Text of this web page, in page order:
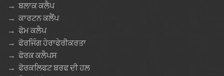
→ ਬਲਾਕ ਕਲੈਪ
→ ਕਾਰਟਨ ਕਲੈਂਪ
→ ਫੋਮ ਕਲੈਪ
→ ਫੋਰਜਿੰਗ ਹੇਰਾਫੇਰੀਕਰਤਾ
→ ਫੋਰਕ ਕਲੈਪਸ
→ ਫੋਰਕਲਿਫਟ ਬਰਫ ਦੀ ਹਲ